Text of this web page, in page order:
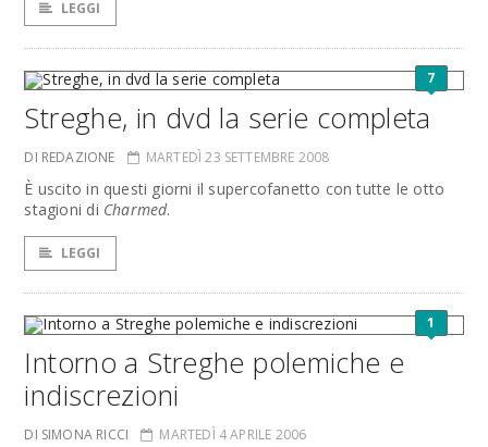
LEGGI
7
Streghe, in dvd la serie completa
DI REDAZIONE MARTEDÌ 23 SETTEMBRE 2008
È uscito in questi giorni il supercofanetto con tutte le otto
stagioni di Charmed.
LEGGI
1
Intorno a Streghe polemiche e
indiscrezioni
DI SIMONA RICCI MARTEDÌ 4 APRILE 2006